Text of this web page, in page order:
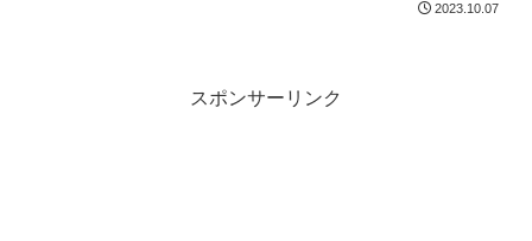
2023.10.07
スポンサーリンク